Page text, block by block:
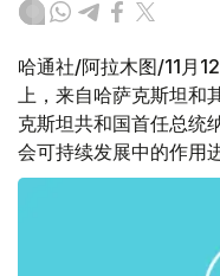
哈通社/阿拉木图/11月
上，来自哈萨克斯坦和
克斯坦共和国首任总统
会可持续发展中的作用